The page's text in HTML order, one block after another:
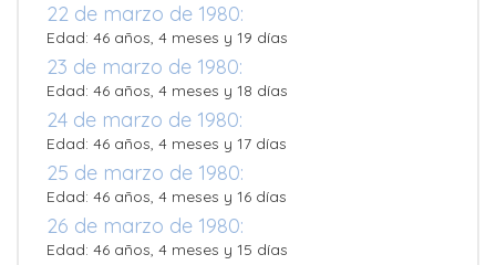
22 de marzo de 1980:
Edad: 46 años, 4 meses y 19 días
23 de marzo de 1980:
Edad: 46 años, 4 meses y 18 días
24 de marzo de 1980:
Edad: 46 años, 4 meses y 17 días
25 de marzo de 1980:
Edad: 46 años, 4 meses y 16 días
26 de marzo de 1980:
Edad: 46 años, 4 meses y 15 días